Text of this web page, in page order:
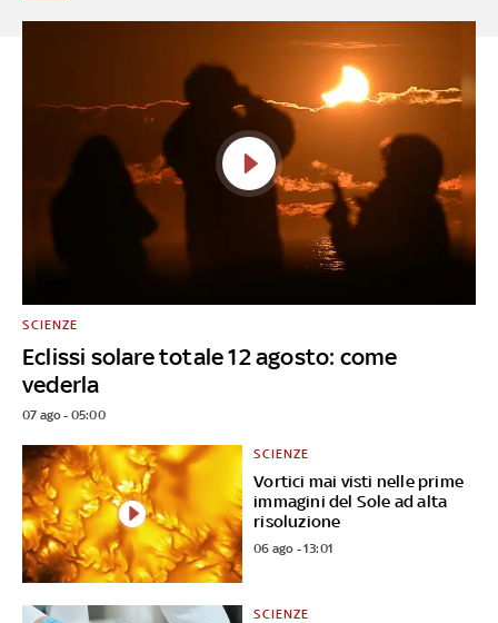
Eclissi solare totale 12 agosto: come
vederla
SCIENZE
07 ago - 05:00
Vortici mai visti nelle prime
immagini del Sole ad alta
risoluzione
SCIENZE
06 ago - 13:01
SCIENZE